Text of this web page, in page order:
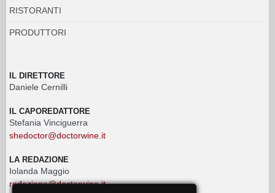
RISTORANTI
PRODUTTORI
IL DIRETTORE
Daniele Cernilli
IL CAPOREDATTORE
Stefania Vinciguerra
shedoctor@doctorwine.it
LA REDAZIONE
Iolanda Maggio
redazione@doctorwine.it